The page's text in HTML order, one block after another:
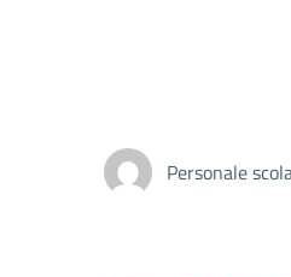
Personale